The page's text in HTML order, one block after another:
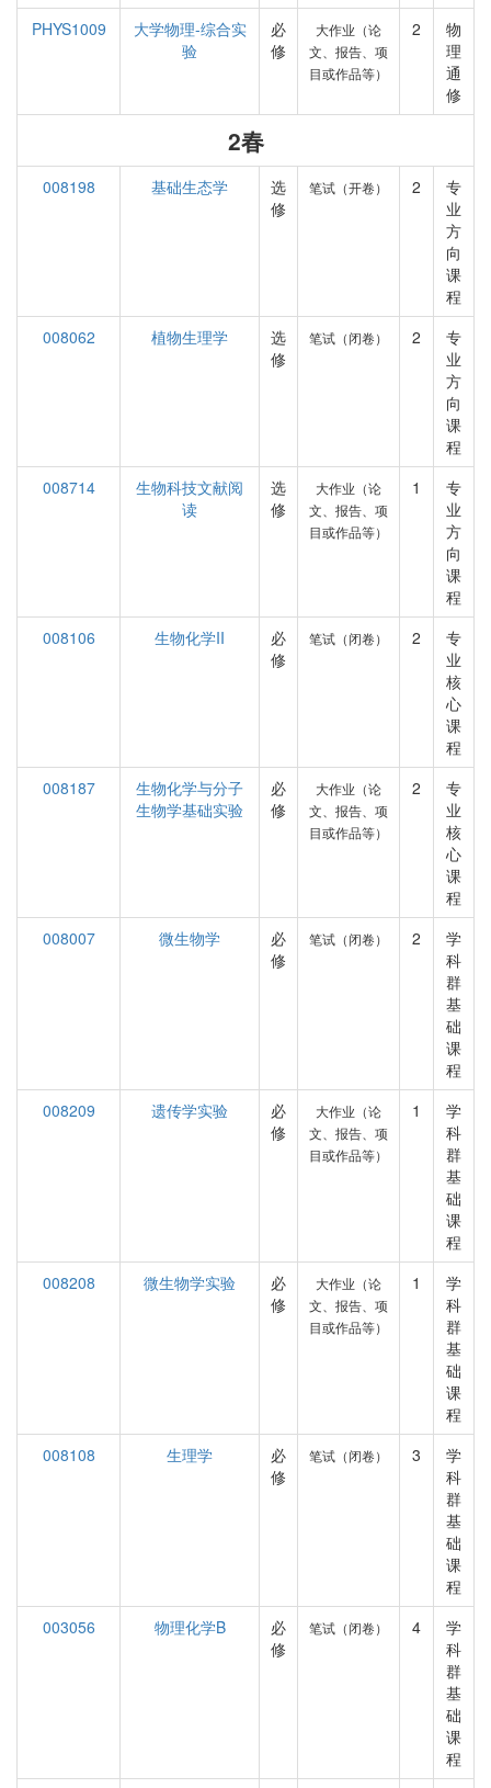
PHYS1009
大学物理-综合实
验
必
修
大作业（论
文、报告、项
目或作品等）
2
物
理
通
修
2春
008198 基础生态学
选
修
笔试（开卷） 2
专
业
方
向
课
程
008062
植物生理学
选
修
笔试（闭卷） 2
专
业
方
向
课
程
008714
生物科技文献阅
读
选
修
大作业（论
文、报告、项
目或作品等）
1
专
业
方
向
课
程
008106
生物化学II
必
修
笔试（闭卷） 2
专
业
核
心
课
程
008187
生物化学与分子
生物学基础实验
必
修
大作业（论
文、报告、项
目或作品等）
2
专
业
核
心
课
程
008007
微生物学
必
修
笔试（闭卷） 2
学
科
群
基
础
课
程
008209
遗传学实验
必
修
大作业（论
文、报告、项
目或作品等）
1
学
科
群
基
础
课
程
008208
微生物学实验
必
修
大作业（论
文、报告、项
目或作品等）
1
学
科
群
基
础
课
程
008108
生理学
必
修
笔试（闭卷） 3
学
科
群
基
础
课
程
003056
物理化学B
必
修
笔试（闭卷） 4
学
科
群
基
础
课
程